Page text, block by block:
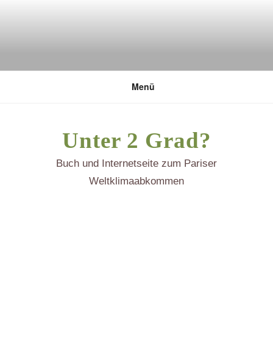
DEUTSCHE UMWELTSTIFTUNG
Menü
Unter 2 Grad?
Buch und Internetseite zum Pariser
Weltklimaabkommen